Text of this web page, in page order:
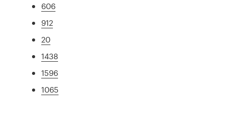
606
912
20
1438
1596
1065